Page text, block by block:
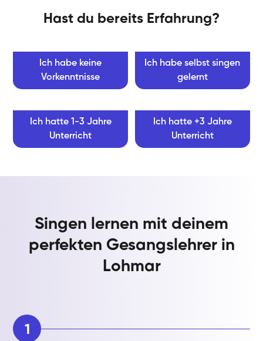
Hast du bereits Erfahrung?
Ich habe keine
Vorkenntnisse
Ich habe selbst singen
gelernt
Ich hatte 1-3 Jahre
Unterricht
Ich hatte +3 Jahre
Unterricht
Singen lernen mit deinem
perfekten Gesangslehrer in
Lohmar
1